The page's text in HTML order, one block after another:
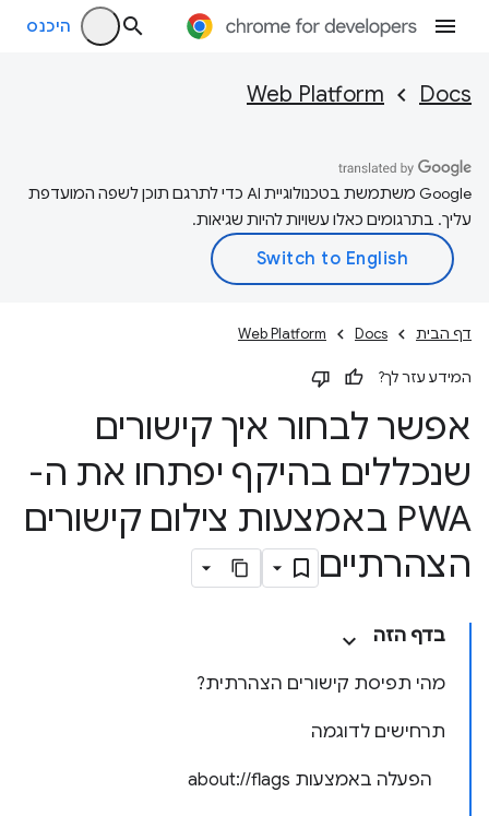
היכנס
Docs
Web Platform
‫Google משתמשת בטכנולוגיית AI כדי לתרגם תוכן לשפה המועדפת
עליך. בתרגומים כאלו עשויות להיות שגיאות.
דף הבית Docs
Web Platform
המידע עזר לך?
אפשר לבחור איך קישורים
שנכללים בהיקף יפתחו את ה-
PWA באמצעות צילום קישורים
הצהרתיים
בדף הזה
מהי תפיסת קישורים הצהרתית?
תרחישים לדוגמה
הפעלה באמצעות about://flags